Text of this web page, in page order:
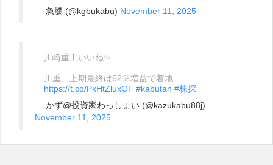
— 急騰 (@kgbukabu) November 11, 2025
川崎重工いいね✨
川重、上期最終は62％増益で着地
https://t.co/PkHtZluxOF #kabutan #株探
— かず@投資家わっしょい (@kazukabu88j)
November 11, 2025